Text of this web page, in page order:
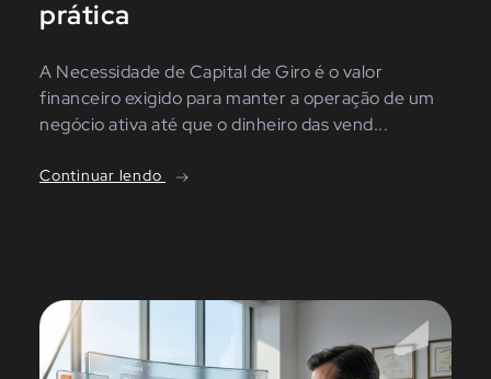
prática
A Necessidade de Capital de Giro é o valor
financeiro exigido para manter a operação de um
negócio ativa até que o dinheiro das vend...
Continuar lendo